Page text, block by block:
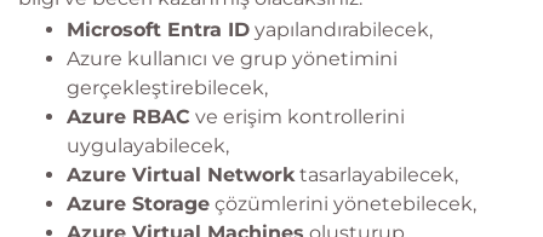
Microsoft Entra ID yapılandırabilecek,
Azure kullanıcı ve grup yönetimini
gerçekleştirebilecek,
Azure RBAC ve erişim kontrollerini
uygulayabilecek,
Azure Virtual Networktasarlayabilecek,
Azure Storage çözümlerini yönetebilecek,